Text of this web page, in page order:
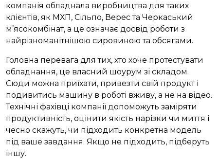
компанія обладнала виробництва для таких
клієнтів, як МХП, Сільпо, Верес та Черкаський
м’ясокомбінат, а це означає досвід роботи з
найрізноманітнішою сировиною та обсягами.
Головна перевага для тих, хто хоче протестувати
обладнання, це власний шоурум зі складом.
Сюди можна приїхати, привезти свій продукт і
подивитись машину в роботі вживу, а не на відео.
Технічні фахівці компанії допоможуть заміряти
продуктивність, оцінити якість нарізки чи миття і
чесно скажуть, чи підходить конкретна модель
під ваше завдання. Якщо не підходить, підберуть
іншу.